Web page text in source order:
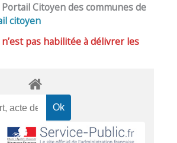
Citoyen des communes de
citoyen
pas habilitée à délivrer les